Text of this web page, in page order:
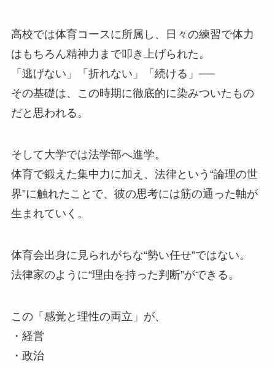
高校では体育コースに所属し、日々の練習で体力
はもちろん精神力まで叩き上げられた。
「逃げない」「折れない」「続ける」──
その基礎は、この時期に徹底的に染みついたもの
だと思われる。
そして大学では法学部へ進学。
体育で鍛えた集中力に加え、法律という“論理の世
界”に触れたことで、彼の思考には筋の通った軸が
生まれていく。
体育会出身に見られがちな“勢い任せ”ではない。
法律家のように“理由を持った判断”ができる。
この「感覚と理性の両立」が、
・経営
・政治